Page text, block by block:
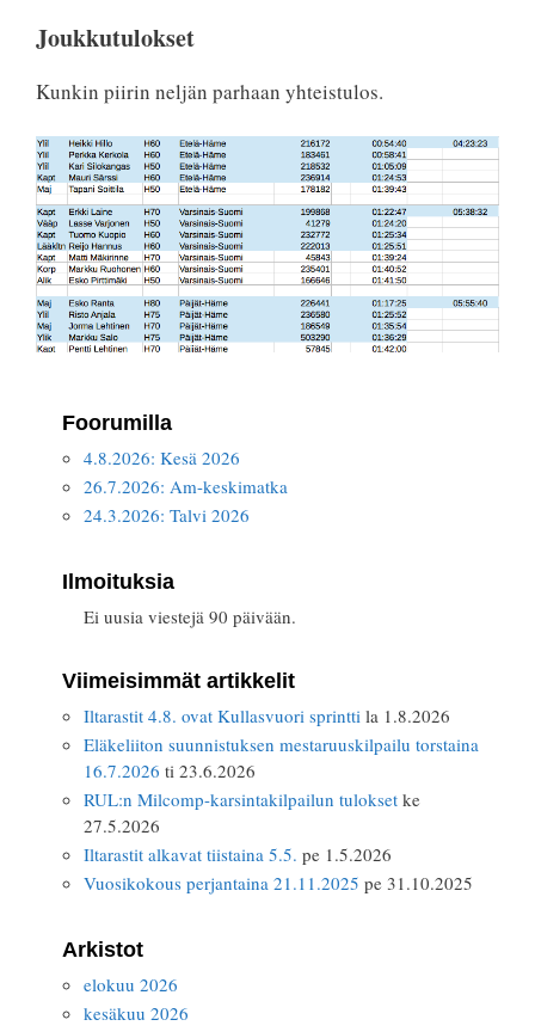
Joukkutulokset
Kunkin piirin neljän parhaan yhteistulos.
Foorumilla
4.8.2026: Kesä 2026
26.7.2026: Am-keskimatka
24.3.2026: Talvi 2026
Ilmoituksia
Ei uusia viestejä 90 päivään.
Viimeisimmät artikkelit
Iltarastit 4.8. ovat Kullasvuori sprintti la 1.8.2026
Eläkeliiton suunnistuksen mestaruuskilpailu torstaina
16.7.2026 ti 23.6.2026
RUL:n Milcomp-karsintakilpailun tulokset ke
27.5.2026
Iltarastit alkavat tiistaina 5.5. pe 1.5.2026
Vuosikokous perjantaina 21.11.2025 pe 31.10.2025
Arkistot
elokuu 2026
kesäkuu 2026